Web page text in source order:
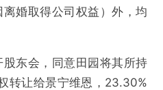
婚取得公司权益）外，均
东会，同意田园将其所持
转让给景宁维恩，23.30%